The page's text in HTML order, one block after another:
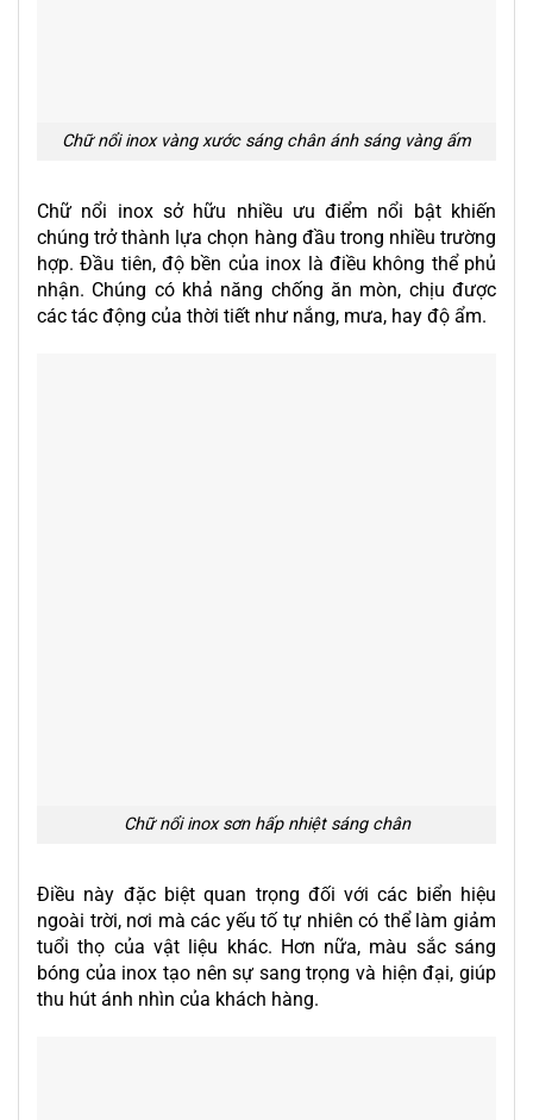
Chữ nổi inox vàng xước sáng chân ánh sáng vàng ấm
Chữ nổi inox sở hữu nhiều ưu điểm nổi bật khiến
chúng trở thành lựa chọn hàng đầu trong nhiều trường
hợp. Đầu tiên, độ bền của inox là điều không thể phủ
nhận. Chúng có khả năng chống ăn mòn, chịu được
các tác động của thời tiết như nắng, mưa, hay độ ẩm.
Chữ nổi inox sơn hấp nhiệt sáng chân
Điều này đặc biệt quan trọng đối với các biển hiệu
ngoài trời, nơi mà các yếu tố tự nhiên có thể làm giảm
tuổi thọ của vật liệu khác. Hơn nữa, màu sắc sáng
bóng của inox tạo nên sự sang trọng và hiện đại, giúp
thu hút ánh nhìn của khách hàng.